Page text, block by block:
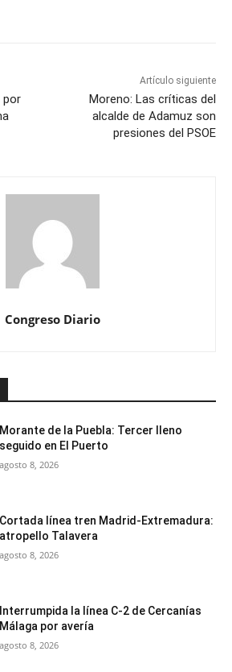
por
Artículo siguiente
Moreno: Las críticas del
alcalde de Adamuz son
presiones del PSOE
Congreso Diario
Morante de la Puebla: Tercer lleno
seguido en El Puerto
agosto 8, 2026
Cortada línea tren Madrid-Extremadura:
atropello Talavera
agosto 8, 2026
Interrumpida la línea C-2 de Cercanías
Málaga por avería
agosto 8, 2026